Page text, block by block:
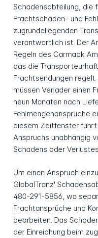
Schadensabteilung, die
Frachtschäden- und
zugrundeliegenden
verantwortlich ist. Der
Regeln des Carmack
das die
Frachtsendungen
müssen Verlader einen
neun Monaten nach
Fehlmengenansprüche
diesem Zeitfenster führt
Anspruchs unabhängig
Schadens oder
Um einen Anspruch
GlobalTranz'
480-291-5856, wo
Frachtansprüche und
bearbeiten. Das
der Einreichung beim